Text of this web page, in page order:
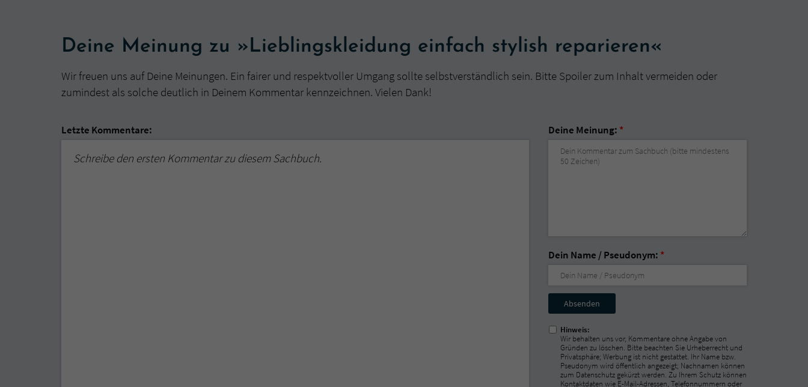
Deine Meinung zu »Lieblingskleidung einfach stylish reparieren«
Wir freuen uns auf Deine Meinungen. Ein fairer und respektvoller Umgang sollte selbstverständlich sein. Bitte Spoiler zum Inhalt vermeiden oder
zumindest als solche deutlich in Deinem Kommentar kennzeichnen. Vielen Dank!
Letzte Kommentare:
Schreibe den ersten Kommentar zu diesem Sachbuch.
Deine Meinung: *
Dein Name / Pseudonym: *
Nicht
ausfüllen!
Hinweis:
Wir behalten uns vor, Kommentare ohne Angabe von
Gründen zu löschen. Bitte beachten Sie Urheberrecht und
Privatsphäre; Werbung ist nicht gestattet. Ihr Name bzw.
Pseudonym wird öffentlich angezeigt; Nachnamen können
zum Datenschutz gekürzt werden. Zu Ihrem Schutz können
Kontaktdaten wie E-Mail-Adressen, Telefonnummern oder